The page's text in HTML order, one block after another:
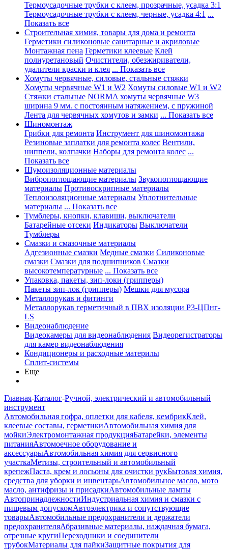
Термоусадочные трубки с клеем, прозрачные, усадка 3:1
Термоусадочные трубки с клеем, черные, усадка 4:1 ...
Показать все
Строительная химия, товары для дома и ремонта
Герметики силиконовые санитарные и акриловые
Монтажная пена Герметики клеевые Клей
полиуретановый Очистители, обезжириватели,
удалители краски и клея ... Показать все
Хомуты червячные, силовые, стальные стяжки
Хомуты червячные W1 и W2 Хомуты силовые W1 и W2
Стяжки стальные NORMA хомуты червячные W3
ширина 9 мм. с постоянным натяжением, с пружиной
Лента для червячных хомутов и замки ... Показать все
Шиномонтаж
Грибки для ремонта Инструмент для шиномонтажа
Резиновые заплатки для ремонта колес Вентили,
ниппели, колпачки Наборы для ремонта колес ...
Показать все
Шумоизоляционные материалы
Вибропоглощающие материалы Звукопоглощающие
материалы Противоскрипные материалы
Теплоизоляционные материалы Уплотнительные
материалы ... Показать все
Тумблеры, кнопки, клавиши, выключатели
Батарейные отсеки Индикаторы Выключатели
Тумблеры
Смазки и смазочные материалы
Адгезионные смазки Медные смазки Силиконовые
смазки Смазки для подшипников Смазки
высокотемпературные ... Показать все
Упаковка, пакеты, зип-локи (грипперы)
Пакеты зип-лок (грипперы) Мешки для мусора
Металлорукав и фитинги
Металлорукав герметичный в ПВХ изоляции Р3-ЦПнг-
LS
Видеонаблюдение
Видеокамеры для видеонаблюдения Видеорегистраторы
для камер видеонаблюдения
Кондиционеры и расходные материлы
Сплит-системы
Еще
Главная-Каталог-Ручной, электрический и автомобильный
инструмент
Автомобильная гофра, оплетки для кабеля, кембрикКлей,
клеевые составы, герметикиАвтомобильная химия для
мойкиЭлектромонтажная продукцияБатарейки, элементы
питанияАвтомоечное оборудование и
аксессуарыАвтомобильная химия для сервисного
участкаМетизы, строительный и автомобильный
крепежПаста, крем и лосьоны для очистки рукБытовая химия,
средства для уборки и инвентарьАвтомобильное масло, мото
масло, антифризы и присадкиАвтомобильные лампы
АвтопринадлежностиИндустриальная химия и смазки с
пищевым допускомАвтоэлектрика и сопутствующие
товарыАвтомобильные предохранители и держатели
предохранителяАбразивные материалы, наждачная бумага,
отрезные кругиПереходники и соединители
трубокМатериалы для пайкиЗащитные покрытия для